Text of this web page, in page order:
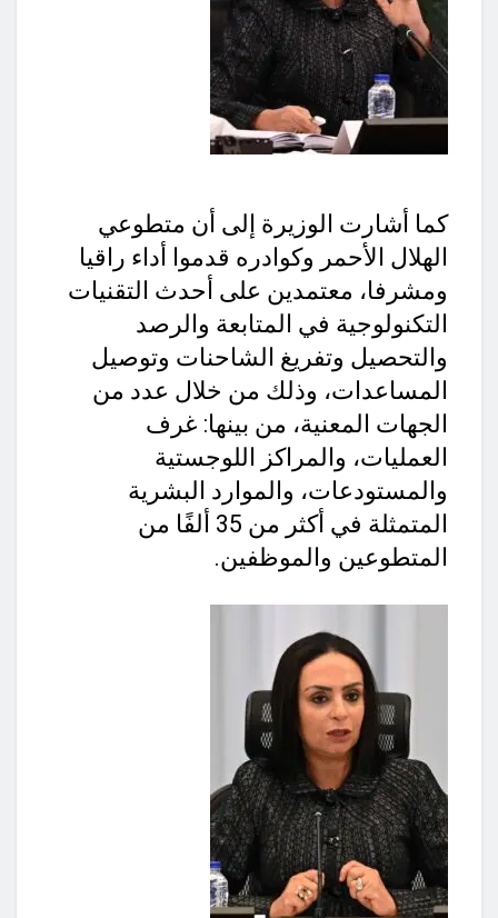
كما أشارت الوزيرة إلى أن متطوعي
الهلال الأحمر وكوادره قدموا أداء راقيا
ومشرفا، معتمدين على أحدث التقنيات
التكنولوجية في المتابعة والرصد
والتحصيل وتفريغ الشاحنات وتوصيل
المساعدات، وذلك من خلال عدد من
الجهات المعنية، من بينها: غرف
العمليات، والمراكز اللوجستية
والمستودعات، والموارد البشرية
المتمثلة في أكثر من 35 ألفًا من
المتطوعين والموظفين.